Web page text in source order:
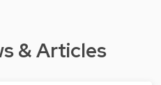
& Articles